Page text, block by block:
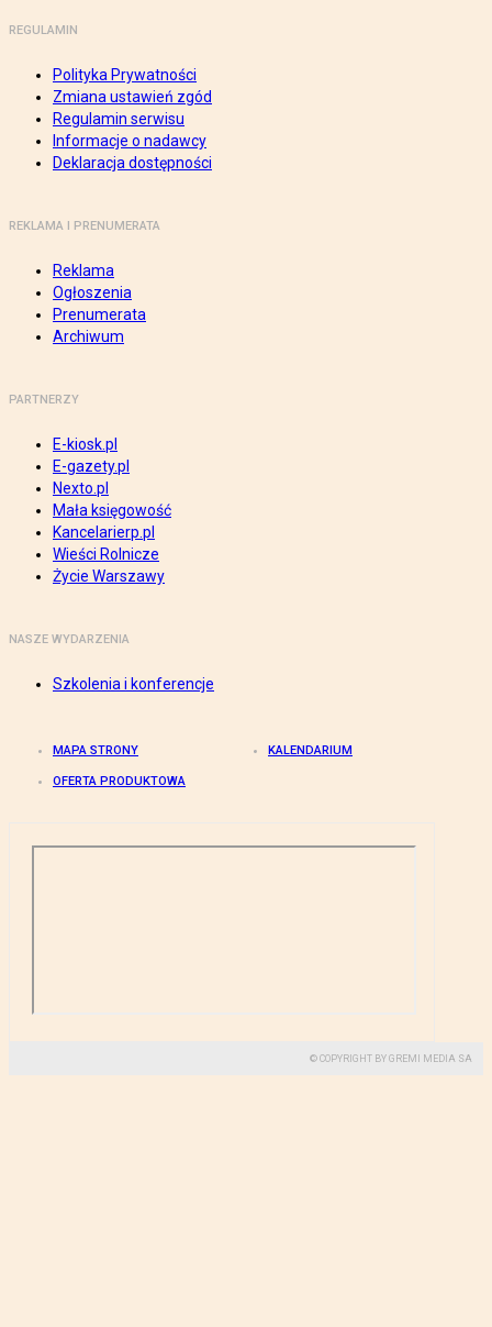
REGULAMIN
Polityka Prywatności
Zmiana ustawień zgód
Regulamin serwisu
Informacje o nadawcy
Deklaracja dostępności
REKLAMA I PRENUMERATA
Reklama
Ogłoszenia
Prenumerata
Archiwum
PARTNERZY
E-kiosk.pl
E-gazety.pl
Nexto.pl
Mała księgowość
Kancelarierp.pl
Wieści Rolnicze
Życie Warszawy
NASZE WYDARZENIA
Szkolenia i konferencje
MAPA STRONY KALENDARIUM
OFERTA PRODUKTOWA
© COPYRIGHT BY GREMI MEDIA SA